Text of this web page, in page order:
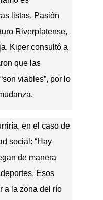
listas, Pasión
Riverplatense,
Kiper consultó a
que las
viables”, por lo
en el caso de
social: “Hay
de manera
Esos
a la zona del río